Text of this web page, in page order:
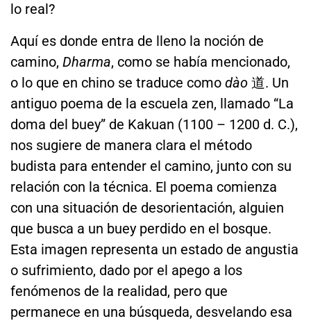
lo real?
Aquí es donde entra de lleno la noción de
camino, Dharma, como se había mencionado,
o lo que en chino se traduce como dào 道. Un
antiguo poema de la escuela zen, llamado “La
doma del buey” de Kakuan (1100 – 1200 d. C.),
nos sugiere de manera clara el método
budista para entender el camino, junto con su
relación con la técnica. El poema comienza
con una situación de desorientación, alguien
que busca a un buey perdido en el bosque.
Esta imagen representa un estado de angustia
o sufrimiento, dado por el apego a los
fenómenos de la realidad, pero que
permanece en una búsqueda, desvelando esa